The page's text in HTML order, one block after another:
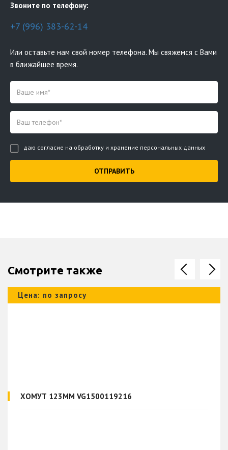
Звоните по телефону:
+7 (996) 383-62-14
Или оставьте нам свой номер телефона. Мы свяжемся с Вами
в ближайшее время.
даю согласие на обработку и хранение персональных данных
Смотрите также
Цена: по запросу
ХОМУТ 123MM VG1500119216